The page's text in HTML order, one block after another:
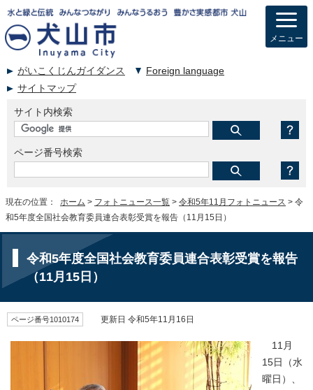
がいこくじんガイダンス
Foreign language
サイトマップ
サイト内検索
ページ番号検索
メニュー
現在の位置： ホーム > フォトニュース一覧 > 令和5年11月フォトニュース > 令
和5年度全国社会教育委員連合表彰受賞を報告（11月15日）
令和5年度全国社会教育委員連合表彰受賞を報告
（11月15日）
ページ番号1010174 更新日 令和5年11月16日
11月
15日（水
曜日）、